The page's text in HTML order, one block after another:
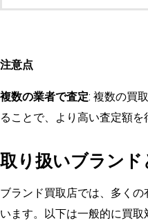
注意点
複数の業者で査定: 複数の買
ることで、より高い査定額を
取り扱いブランド
ブランド買取店では、多く
います。以下は一般的に買